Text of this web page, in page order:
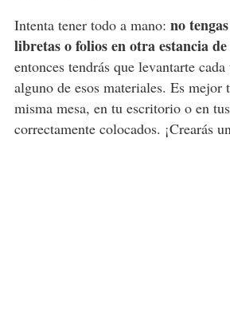
Intenta tener todo a mano: no
libretas o folios en otra estancia de
entonces tendrás que levantarte
alguno de esos materiales. Es mejor
misma mesa, en tu escritorio o en
correctamente colocados. ¡Crearás